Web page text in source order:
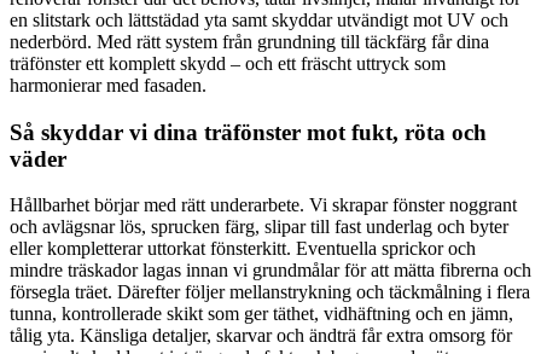
en slitstark och lättstädad yta samt skyddar utvändigt mot UV och
nederbörd. Med rätt system från grundning till täckfärg får dina
träfönster ett komplett skydd – och ett fräscht uttryck som
harmonierar med fasaden.
Så skyddar vi dina träfönster mot fukt, röta och
väder
Hållbarhet börjar med rätt underarbete. Vi skrapar fönster noggrant
och avlägsnar lös, sprucken färg, slipar till fast underlag och byter
eller kompletterar uttorkat fönsterkitt. Eventuella sprickor och
mindre träskador lagas innan vi grundmålar för att mätta fibrerna och
försegla träet. Därefter följer mellanstrykning och täckmålning i flera
tunna, kontrollerade skikt som ger täthet, vidhäftning och en jämn,
tålig yta. Känsliga detaljer, skarvar och ändträ får extra omsorg för